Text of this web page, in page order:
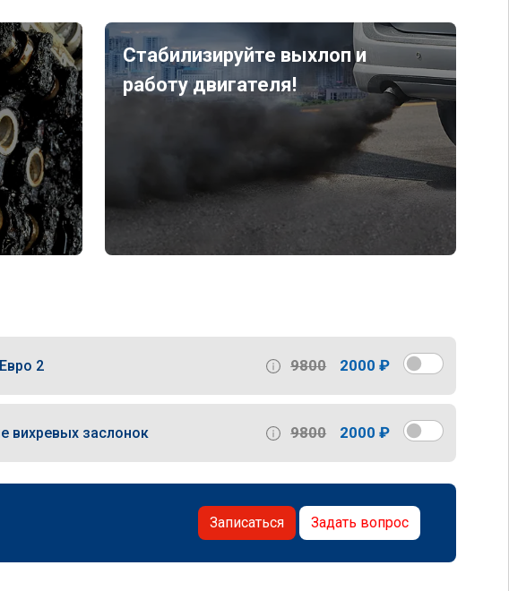
Стабилизируйте выхлоп и
работу двигателя!
2 9800 2000 ₽
вихревых заслонок 9800 2000 ₽
Записаться Задать вопрос